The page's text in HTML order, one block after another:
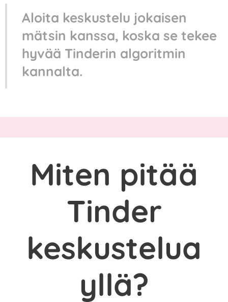
Aloita keskustelu jokaisen
mätsin kanssa, koska se tekee
hyvää Tinderin algoritmin
kannalta.
Miten pitää
Tinder
keskustelua
yllä?